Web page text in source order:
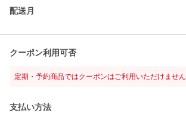
配送月
クーポン利用可否
定期・予約商品ではクーポンはご利用いただけません
支払い方法